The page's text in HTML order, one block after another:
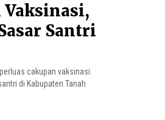
Vaksinasi,
Santri
cakupan vaksinasi.
di Kabupaten Tanah